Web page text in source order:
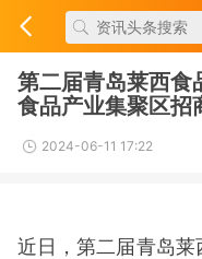
第二届青岛莱西食
食品产业集聚区招
2024-06-11 17:22
近日，第二届青岛